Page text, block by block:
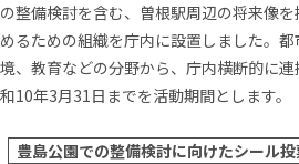
の整備検討を含む、曽根駅周辺の将来像
めるための組織を庁内に設置しました。
境、教育などの分野から、庁内横断的に
和10年3月31日までを活動期間とします。
豊島公園での整備検討に向けたシール